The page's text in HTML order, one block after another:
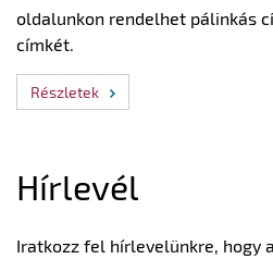
oldalunkon rendelhet pálinkás
címkét.
Részletek
Hírlevél
Iratkozz fel hírlevelünkre, hogy